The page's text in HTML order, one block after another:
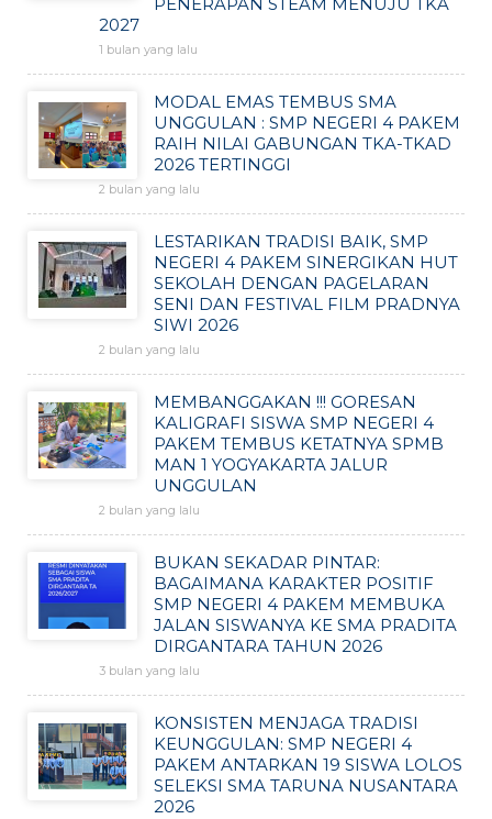
PENERAPAN STEAM MENUJU TKA
2027
1 bulan yang lalu
MODAL EMAS TEMBUS SMA
UNGGULAN : SMP NEGERI 4 PAKEM
RAIH NILAI GABUNGAN TKA-TKAD
2026 TERTINGGI
2 bulan yang lalu
LESTARIKAN TRADISI BAIK, SMP
NEGERI 4 PAKEM SINERGIKAN HUT
SEKOLAH DENGAN PAGELARAN
SENI DAN FESTIVAL FILM PRADNYA
SIWI 2026
2 bulan yang lalu
MEMBANGGAKAN !!! GORESAN
KALIGRAFI SISWA SMP NEGERI 4
PAKEM TEMBUS KETATNYA SPMB
MAN 1 YOGYAKARTA JALUR
UNGGULAN
2 bulan yang lalu
BUKAN SEKADAR PINTAR:
BAGAIMANA KARAKTER POSITIF
SMP NEGERI 4 PAKEM MEMBUKA
JALAN SISWANYA KE SMA PRADITA
DIRGANTARA TAHUN 2026
3 bulan yang lalu
KONSISTEN MENJAGA TRADISI
KEUNGGULAN: SMP NEGERI 4
PAKEM ANTARKAN 19 SISWA LOLOS
SELEKSI SMA TARUNA NUSANTARA
2026